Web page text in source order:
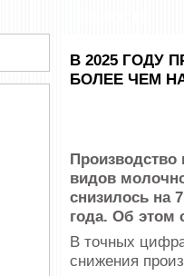
В 2025 ГОДУ
БОЛЕЕ ЧЕМ
видов
снизилось на
года. Об этом
В точных
снижения